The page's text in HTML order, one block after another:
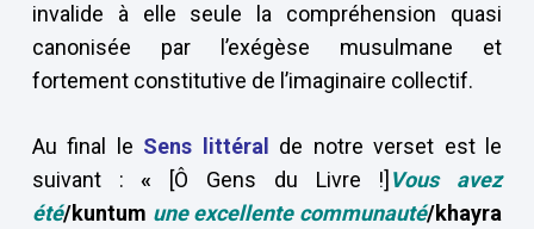
invalide à elle seule la compréhension quasi
canonisée par l’exégèse musulmane et
fortement constitutive de l’imaginaire collectif.
Au final le Sens littéral
de notre verset est le
suivant :« [Ô Gens du Livre !] Vous avez
été/kuntum une excellente communauté/khayra